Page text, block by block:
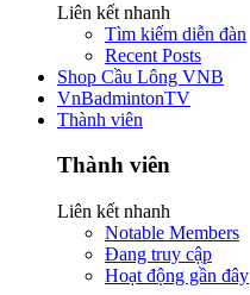
Liên kết nhanh
Tìm kiếm diễn đàn
Recent Posts
Shop Cầu Lông VNB
VnBadmintonTV
Thành viên
Thành viên
Liên kết nhanh
Notable Members
Đang truy cập
Hoạt động gần đây